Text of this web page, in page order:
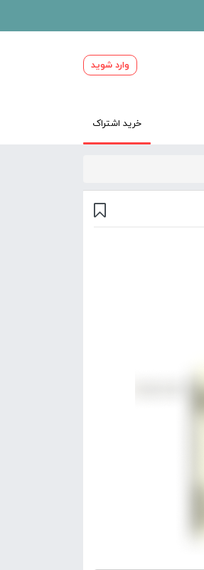
وارد شوید
خرید اشتراک